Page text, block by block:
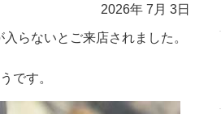
2026年 7月 3日
らないとご来店されました。
です。